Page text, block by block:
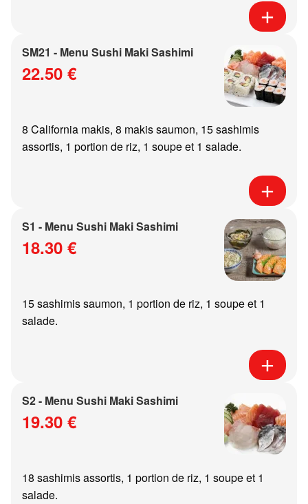
SM21 - Menu Sushi Maki Sashimi
22.50 €
8 California makis, 8 makis saumon, 15 sashimis
assortis, 1 portion de riz, 1 soupe et 1 salade.
S1 - Menu Sushi Maki Sashimi
18.30 €
15 sashimis saumon, 1 portion de riz, 1 soupe et 1
salade.
S2 - Menu Sushi Maki Sashimi
19.30 €
18 sashimis assortis, 1 portion de riz, 1 soupe et 1
salade.